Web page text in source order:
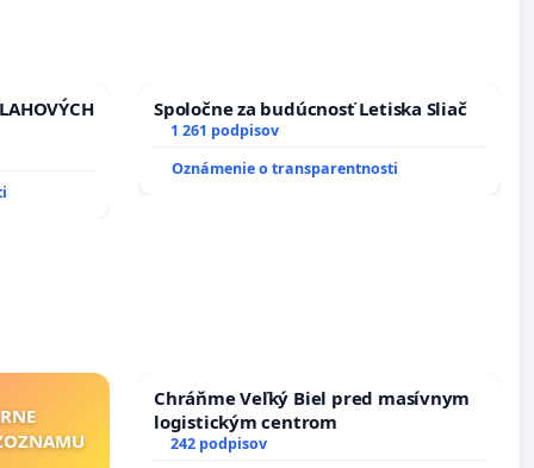
Spoločne za budúcnosť Letiska Sliač
1 261 podpisov
Oznámenie o transparentnosti
Chráňme Veľký Biel pred masívnym
logistickým centrom
242 podpisov